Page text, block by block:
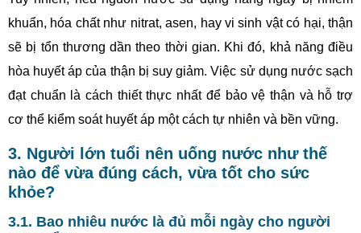
khuẩn, hóa chất như nitrat, asen, hay vi sinh vật có hại, thận
sẽ bị tổn thương dần theo thời gian. Khi đó, khả năng điều
hòa huyết áp của thận bị suy giảm. Việc sử dụng nước sạch
đạt chuẩn là cách thiết thực nhất để bảo vệ thận và hỗ trợ
cơ thể kiểm soát huyết áp một cách tự nhiên và bền vững.
3. Người lớn tuổi nên uống nước như thế
nào để vừa đúng cách, vừa tốt cho sức
khỏe?
3.1. Bao nhiêu nước là đủ mỗi ngày cho người